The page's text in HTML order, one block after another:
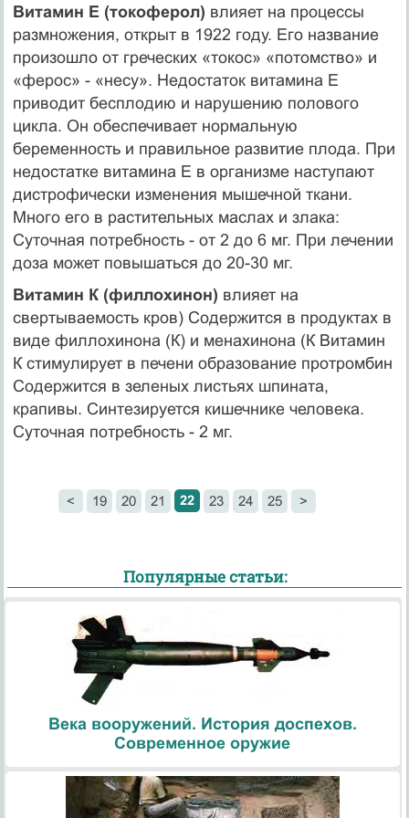
Витамин Е (токоферол) влияет на процессы
размножения, открыт в 1922 году. Его название
произошло от греческих «токос» «потомство» и
«ферос» - «несу». Недостаток витамина Е
приводит бесплодию и нарушению полового
цикла. Он обеспечивает нормальную
беременность и правильное развитие плода. При
недостатке витамина Е в организме наступают
дистрофически изменения мышечной ткани.
Много его в растительных маслах и злака:
Суточная потребность - от 2 до 6 мг. При лечении
доза может повышаться до 20-30 мг.
Витамин К (филлохинон) влияет на
свертываемость кров) Содержится в продуктах в
виде филлохинона (К) и менахинона (К Витамин
К стимулирует в печени образование протромбин
Содержится в зеленых листьях шпината,
крапивы. Синтезируется кишечнике человека.
Суточная потребность - 2 мг.
< 19 20 21 22 23 24 25 >
Популярные статьи:
Века вооружений. История доспехов.
Современное оружие